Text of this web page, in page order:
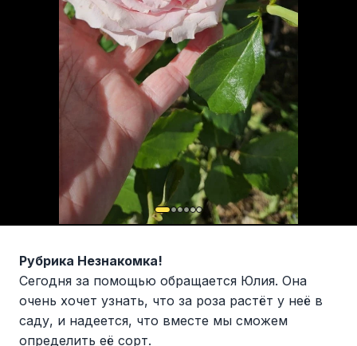
Рубрика Незнакомка!
Сегодня за помощью обращается Юлия. Она
очень хочет узнать, что за роза растёт у неё в
саду, и надеется, что вместе мы сможем
определить её сорт.